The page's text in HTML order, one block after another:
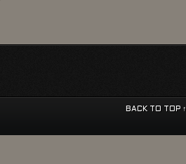
BACK TO TOP ↑